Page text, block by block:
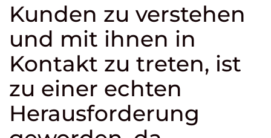
Kunden zu verstehen
und mit ihnen in
Kontakt zu treten, ist
zu einer echten
Herausforderung